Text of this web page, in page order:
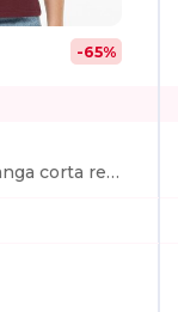
-65%
Remera Jersey de manga corta relajada con cuello en V